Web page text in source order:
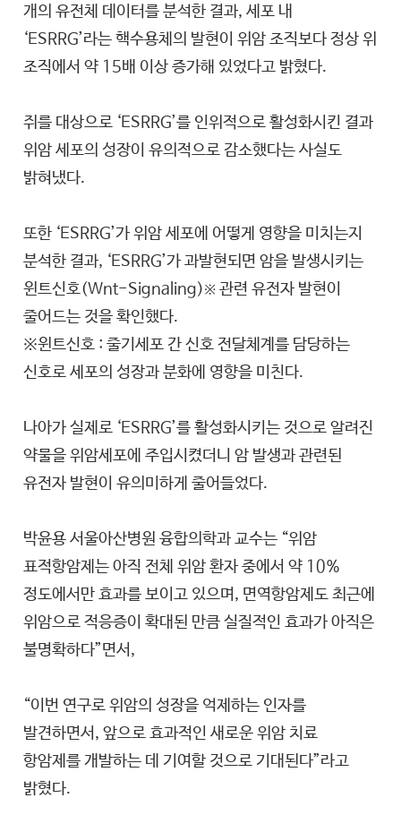
개의 유전체 데이터를 분석한 결과, 세포 내
‘ESRRG’라는 핵수용체의 발현이 위암 조직보다 정상 위
조직에서 약 15배 이상 증가해 있었다고 밝혔다.
쥐를 대상으로 ‘ESRRG’를 인위적으로 활성화시킨 결과
위암 세포의 성장이 유의적으로 감소했다는 사실도
밝혀냈다.
또한 ‘ESRRG’가 위암 세포에 어떻게 영향을 미치는지
분석한 결과, ‘ESRRG’가 과발현되면 암을 발생시키는
윈트신호(Wnt-Signaling)※ 관련 유전자 발현이
줄어드는 것을 확인했다.
※윈트신호 : 줄기세포 간 신호 전달체계를 담당하는
신호로 세포의 성장과 분화에 영향을 미친다.
나아가 실제로 ‘ESRRG’를 활성화시키는 것으로 알려진
약물을 위암세포에 주입시켰더니 암 발생과 관련된
유전자 발현이 유의미하게 줄어들었다.
박윤용 서울아산병원 융합의학과 교수는 “위암
표적항암제는 아직 전체 위암 환자 중에서 약 10%
정도에서만 효과를 보이고 있으며, 면역항암제도 최근에
위암으로 적응증이 확대된 만큼 실질적인 효과가 아직은
불명확하다”면서,
“이번 연구로 위암의 성장을 억제하는 인자를
발견하면서, 앞으로 효과적인 새로운 위암 치료
항암제를 개발하는 데 기여할 것으로 기대된다”라고
밝혔다.